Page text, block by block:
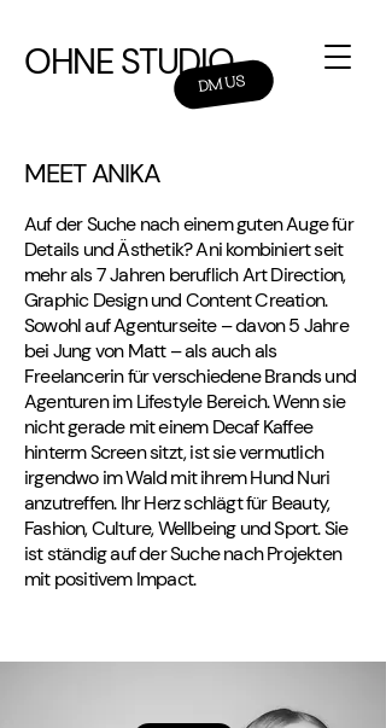
OHNE STUDIO
DM US
MEET ANIKA
Auf der Suche nach einem guten Auge für
Details und Ästhetik? Ani kombiniert seit
mehr als 7 Jahren beruflich Art Direction,
Graphic Design und Content Creation.
Sowohl auf Agenturseite – davon 5 Jahre
bei Jung von Matt – als auch als
Freelancerin für verschiedene Brands und
Agenturen im Lifestyle Bereich. Wenn sie
nicht gerade mit einem Decaf Kaffee
hinterm Screen sitzt, ist sie vermutlich
irgendwo im Wald mit ihrem Hund Nuri
anzutreffen. Ihr Herz schlägt für Beauty,
Fashion, Culture, Wellbeing und Sport. Sie
ist ständig auf der Suche nach Projekten
mit positivem Impact.